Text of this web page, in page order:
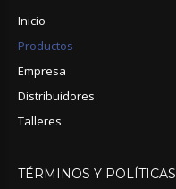
Inicio
Productos
Empresa
Distribuidores
Talleres
TÉRMINOS Y POLÍTICAS